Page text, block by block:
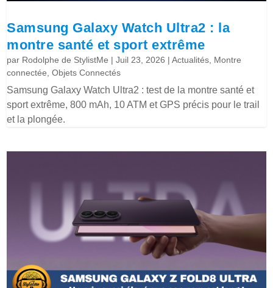
Samsung Galaxy Watch Ultra2 : la
montre santé et sport extrême
par Rodolphe de StylistMe |Juil 23, 2026 |Actualités Montre
connectée ,Objets Connectés
Samsung Galaxy Watch Ultra2 : test de la montre santé et
sport extrême, 800 mAh, 10 ATM et GPS précis pour le trail
et la plongée.